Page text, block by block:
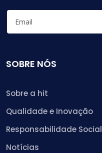
SOBRE NÓS
Sobre a hit
Qualidade e Inovação
Responsabilidade Social
Notícias